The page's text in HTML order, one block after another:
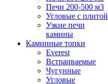
Печи 200-500 м3
Угловые с плитой
Узкие печи
камины
Каминные топки
Everest
Встраиваемые
Чугунные
Угловые